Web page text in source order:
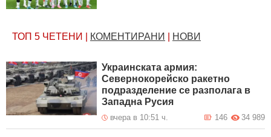
ТОП 5 ЧЕТЕНИ КОМЕНТИРАНИ НОВИ
Украинската армия:
Севернокорейско ракетно
подразделение се разполага в
Западна Русия
вчера в 10:51 ч. 34 989
146